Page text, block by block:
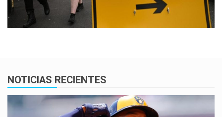
NOTICIAS RECIENTES